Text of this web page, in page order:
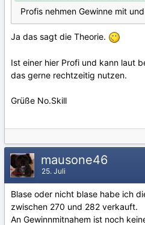
Profis nehmen Gewinne mit
Ja das sagt die Theorie.
Ist einer hier Profi und kann laut
das gerne rechtzeitig nutzen.
Grüße No.Skill
mausone46
25. Juli
Blase oder nicht blase habe ich
zwischen 270 und 282 verkauft.
An Gewinnmitnahem ist noch